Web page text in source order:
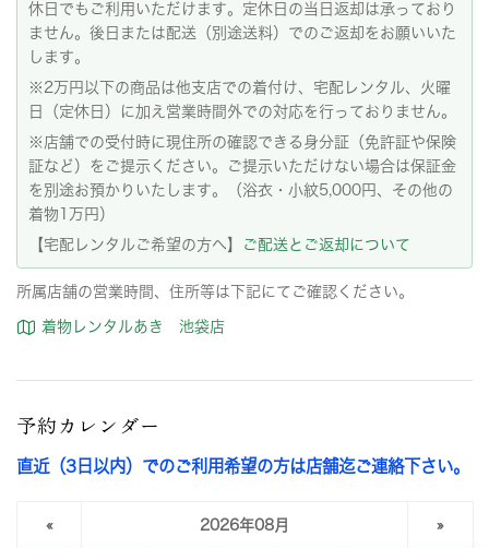
休日でもご利用いただけます。定休日の当日返却は承っており
ません。後日または配送（別途送料）でのご返却をお願いいた
します。
※2万円以下の商品は他支店での着付け、宅配レンタル、火曜
日（定休日）に加え営業時間外での対応を行っておりません。
※店舗での受付時に現住所の確認できる身分証（免許証や保険
証など）をご提示ください。ご提示いただけない場合は保証金
を別途お預かりいたします。（浴衣・小紋5,000円、その他の
着物1万円）
【宅配レンタルご希望の方へ】
ご配送とご返却について
所属店舗の営業時間、住所等は下記にてご確認ください。
着物レンタルあき 池袋店
予約カレンダー
直近（3日以内）でのご利用希望の方は店舗迄ご連絡下さい。
« 2026年08月 »